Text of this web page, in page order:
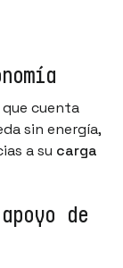
cuenta
sin energía,
a su carga
de